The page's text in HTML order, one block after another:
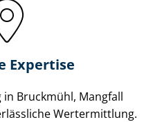
Expertise
in Bruckmühl, Mangfall
Wertermittlung.